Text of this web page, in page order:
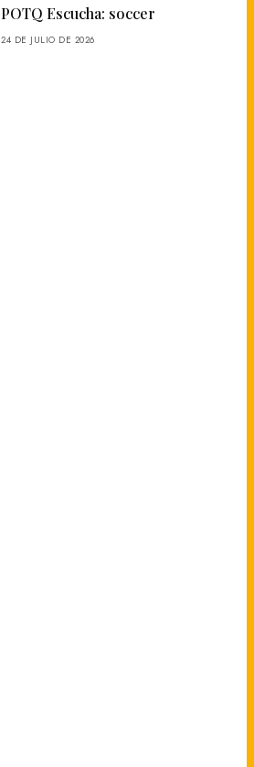
POTQ Escucha: soccer
24 DE JULIO DE 2026